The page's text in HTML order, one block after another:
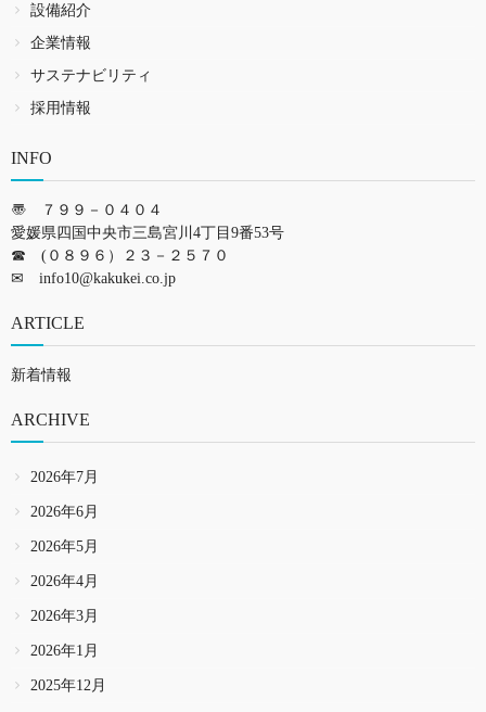
設備紹介
企業情報
サステナビリティ
採用情報
INFO
〠 ７９９－０４０４
愛媛県四国中央市三島宮川4丁目9番53号
☎ (０８９６）２３－２５７０
✉ info10@kakukei.co.jp
ARTICLE
新着情報
ARCHIVE
2026年7月
2026年6月
2026年5月
2026年4月
2026年3月
2026年1月
2025年12月